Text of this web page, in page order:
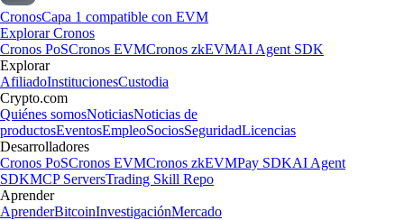
CronosCapa 1 compatible con EVM
Explorar Cronos
Cronos PoSCronos EVMCronos zkEVMAI Agent SDK
Explorar
AfiliadoInstitucionesCustodia
Crypto.com
Quiénes somosNoticiasNoticias de
productosEventosEmpleoSociosSeguridadLicencias
Desarrolladores
Cronos PoSCronos EVMCronos zkEVMPay SDKAI Agent
SDKMCP ServersTrading Skill Repo
Aprender
AprenderBitcoinInvestigaciónMercado